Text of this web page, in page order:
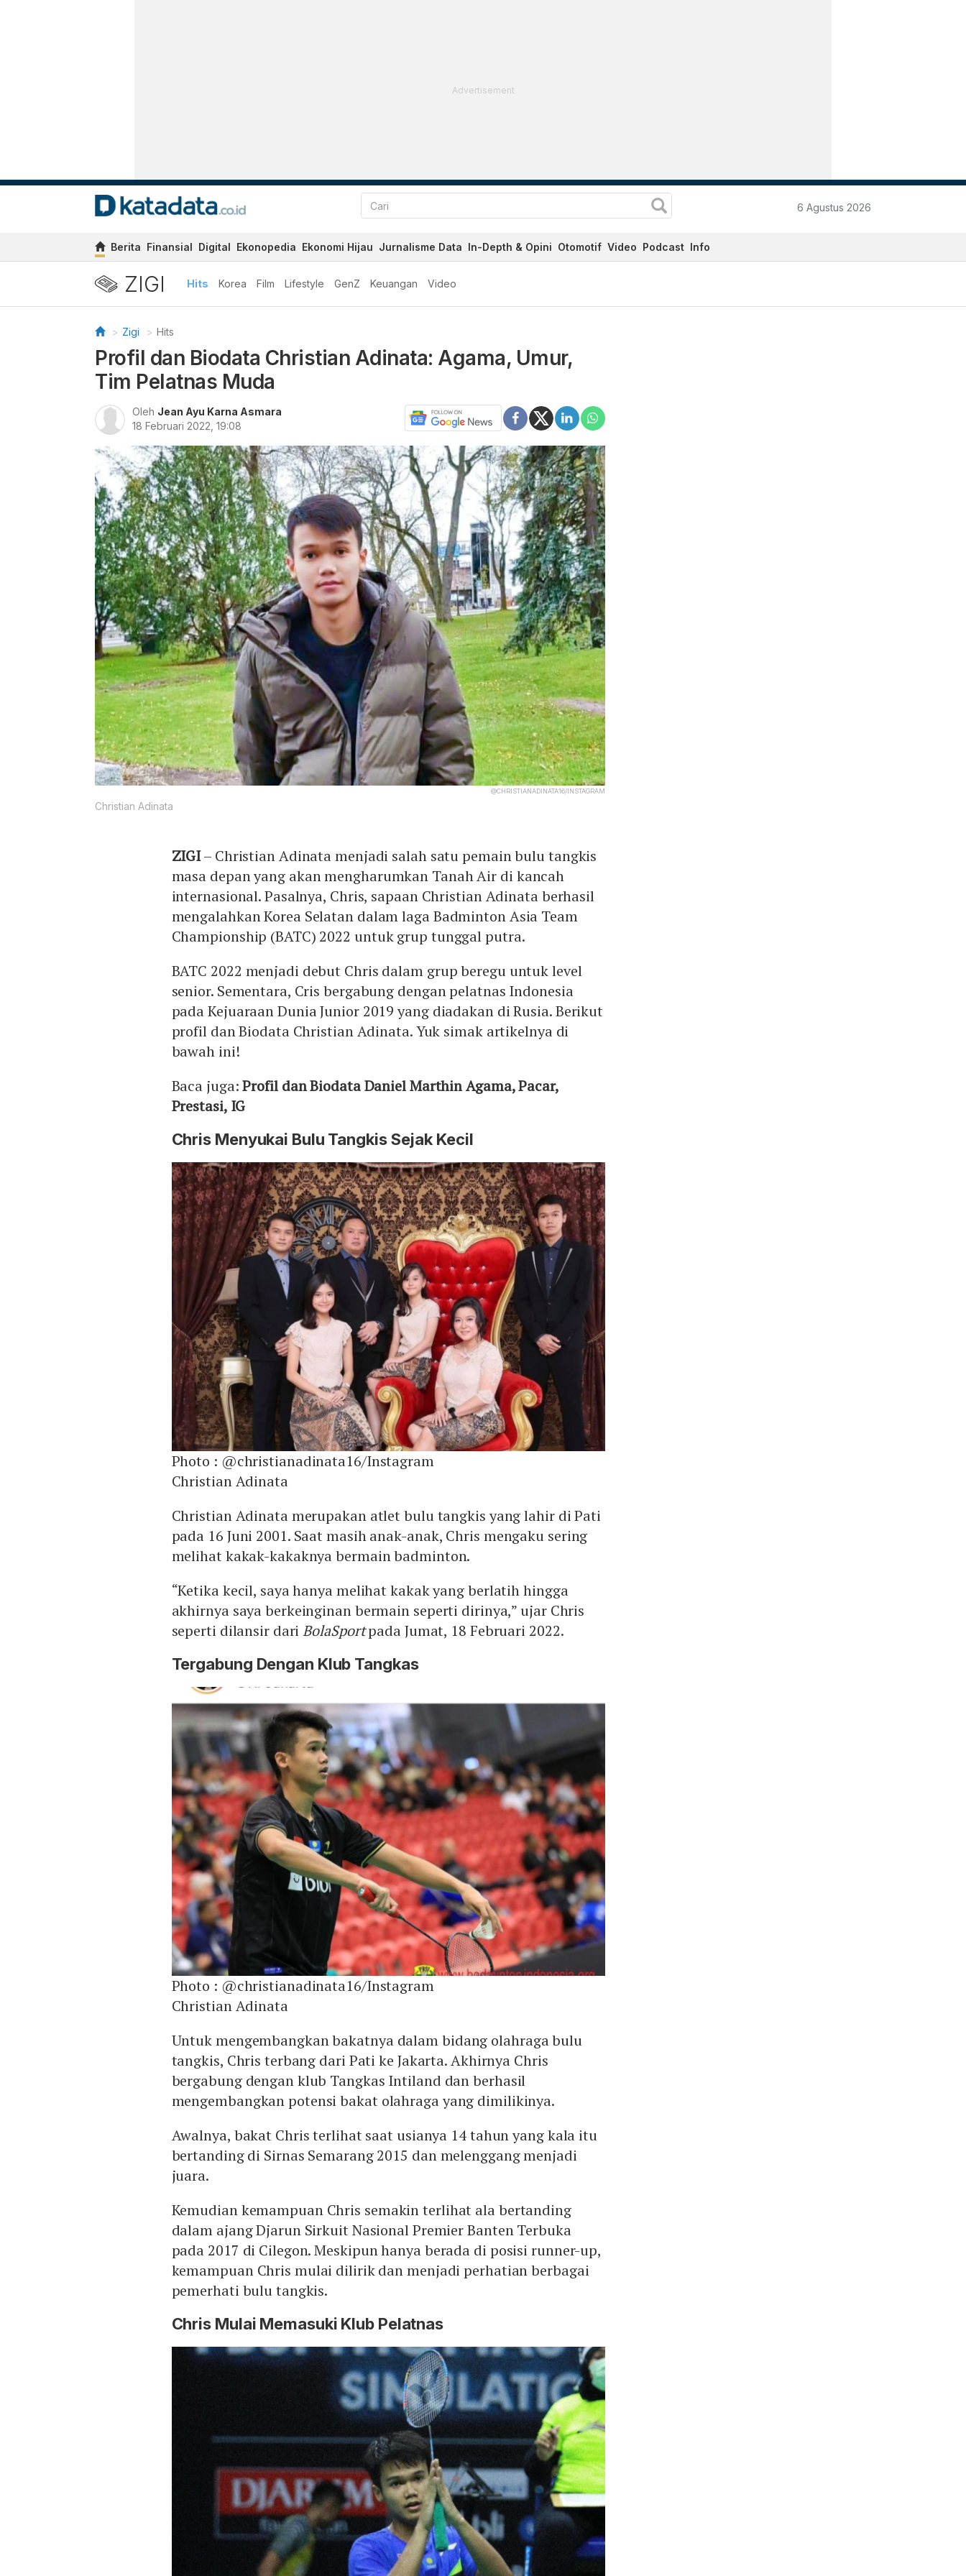
Advertisement
6 Agustus 2026
Berita Finansial Digital Ekonopedia Ekonomi Hijau Jurnalisme Data In-Depth & Opini Otomotif Video Podcast Info
ZIGI Hits Korea Film Lifestyle GenZ Keuangan Video
Zigi Hits
Profil dan Biodata Christian Adinata: Agama, Umur,
Tim Pelatnas Muda
Oleh Jean Ayu Karna Asmara
18 Februari 2022, 19:08
@CHRISTIANADINATA16/INSTAGRAM
Christian Adinata
ZIGI– Christian Adinata menjadi salah satu pemain bulu tangkis
masa depan yang akan mengharumkan Tanah Air di kancah
internasional. Pasalnya, Chris, sapaan Christian Adinata berhasil
mengalahkan Korea Selatan dalam laga Badminton Asia Team
Championship (BATC) 2022 untuk grup tunggal putra.
BATC 2022 menjadi debut Chris dalam grup beregu untuk level
senior. Sementara, Cris bergabung dengan pelatnas Indonesia
pada Kejuaraan Dunia Junior 2019 yang diadakan di Rusia. Berikut
profil dan Biodata Christian Adinata. Yuk simak artikelnya di
bawah ini!
Baca juga:Profil dan Biodata Daniel Marthin Agama, Pacar,
Prestasi, IG
Chris Menyukai Bulu Tangkis Sejak Kecil
Photo : @christianadinata16/Instagram
Christian Adinata
Christian Adinata merupakan atlet bulu tangkis yang lahir di Pati
pada 16 Juni 2001. Saat masih anak-anak, Chris mengaku sering
melihat kakak-kakaknya bermain badminton.
“Ketika kecil, saya hanya melihat kakak yang berlatih hingga
akhirnya saya berkeinginan bermain seperti dirinya,” ujar Chris
seperti dilansir dariBolaSportpada Jumat, 18 Februari 2022.
Tergabung Dengan Klub Tangkas
Photo : @christianadinata16/Instagram
Christian Adinata
Untuk mengembangkan bakatnya dalam bidang olahraga bulu
tangkis, Chris terbang dari Pati ke Jakarta. Akhirnya Chris
bergabung dengan klub Tangkas Intiland dan berhasil
mengembangkan potensi bakat olahraga yang dimilikinya.
Awalnya, bakat Chris terlihat saat usianya 14 tahun yang kala itu
bertanding di Sirnas Semarang 2015 dan melenggang menjadi
juara.
Kemudian kemampuan Chris semakin terlihat ala bertanding
dalam ajang Djarun Sirkuit Nasional Premier Banten Terbuka
pada 2017 di Cilegon. Meskipun hanya berada di posisi runner-up,
kemampuan Chris mulai dilirik dan menjadi perhatian berbagai
pemerhati bulu tangkis.
Chris Mulai Memasuki Klub Pelatnas